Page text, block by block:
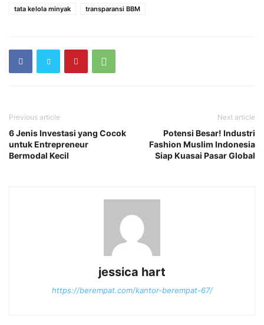
tata kelola minyak
transparansi BBM
Previous article
6 Jenis Investasi yang Cocok
untuk Entrepreneur
Bermodal Kecil
Next article
Potensi Besar! Industri
Fashion Muslim Indonesia
Siap Kuasai Pasar Global
jessica hart
https://berempat.com/kantor-berempat-67/